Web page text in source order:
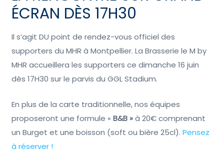
ÉCRAN DÈS 17H30
Il s’agit DU point de rendez-vous officiel des
supporters du MHR à Montpellier. La Brasserie le M by
MHR accueillera les supporters ce dimanche 16 juin
dès 17H30 sur le parvis du GGL Stadium.
En plus de la carte traditionnelle, nos équipes
proposeront une formule « B&B »à 20€ comprenant
un Burget et une boisson (soft ou bière 25cl). Pensez
à réserver !